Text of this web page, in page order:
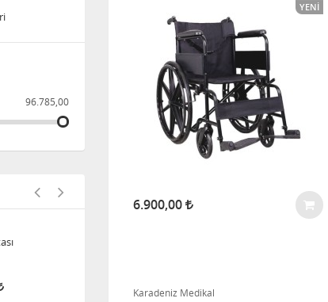
96.785,00
Sesli Ve
YENI
6.900,00
Karadeniz Medikal